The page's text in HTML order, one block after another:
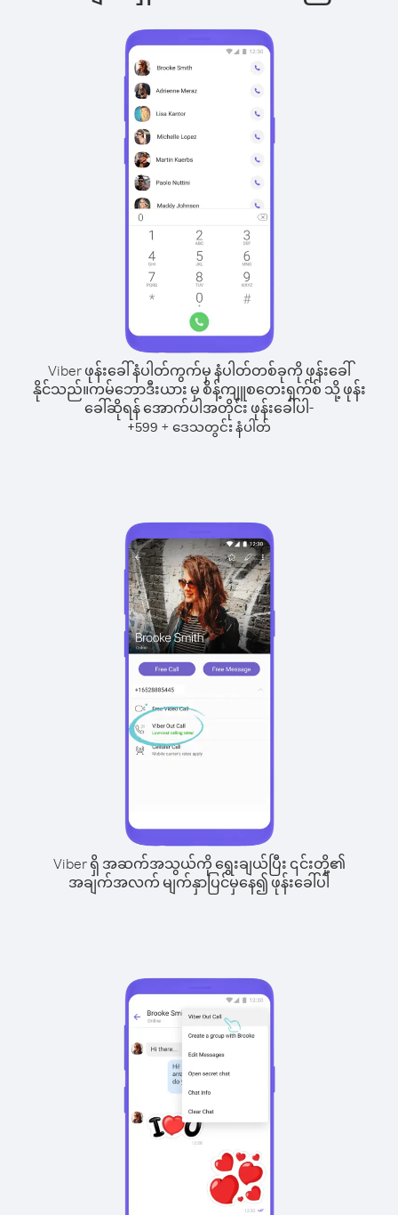
Viber ဖုန်းခေါ်နံပါတ်ကွက်မှ နံပါတ်တစ်ခုကို ဖုန်းခေါ်
နိုင်သည်။ကမ်ဘောဒီးယား မှ စိန့်ကျူစတေးရှက်စ် သို့ ဖုန်း
ခေါ်ဆိုရန် အောက်ပါအတိုင်း ဖုန်းခေါ်ပါ-
+599 + ဒေသတွင်း နံပါတ်
Viber ရှိ အဆက်အသွယ်ကို ရွေးချယ်ပြီး ၎င်းတို့၏
အချက်အလက် မျက်နှာပြင်မှနေ၍ ဖုန်းခေါ်ပါ